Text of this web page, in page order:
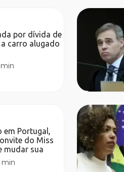
por dívida de
carro alugado
Portugal,
do Miss
mudar sua
min